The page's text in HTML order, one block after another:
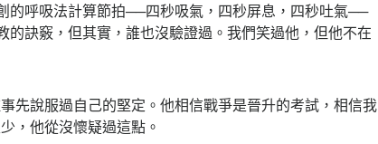
呼吸法計算節拍──四秒吸氣，四秒屏息，四秒吐氣──
訣竅，但其實，誰也沒驗證過。我們笑過他，但他不在
說服過自己的堅定。他相信戰爭是晉升的考試，相信我
，他從沒懷疑過這點。